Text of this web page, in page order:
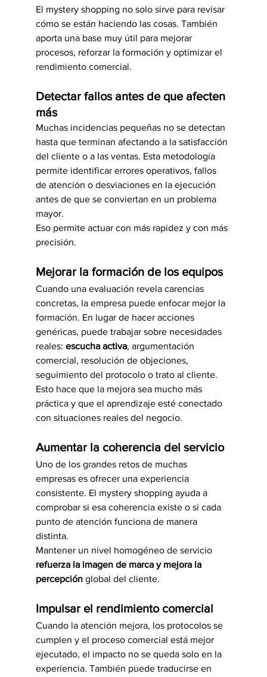
El mystery shopping no solo sirve para revisar
cómo se están haciendo las cosas. También
aporta una base muy útil para mejorar
procesos, reforzar la formación y optimizar el
rendimiento comercial.
Detectar fallos antes de que afecten
más
Muchas incidencias pequeñas no se detectan
hasta que terminan afectando a la satisfacción
del cliente o a las ventas. Esta metodología
permite identificar errores operativos, fallos
de atención o desviaciones en la ejecución
antes de que se conviertan en un problema
mayor.
Eso permite actuar con más rapidez y con más
precisión.
Mejorar la formación de los equipos
Cuando una evaluación revela carencias
concretas, la empresa puede enfocar mejor la
formación. En lugar de hacer acciones
genéricas, puede trabajar sobre necesidades
reales: escucha activa, argumentación
comercial, resolución de objeciones,
seguimiento del protocolo o trato al cliente.
Esto hace que la mejora sea mucho más
práctica y que el aprendizaje esté conectado
con situaciones reales del negocio.
Aumentar la coherencia del servicio
Uno de los grandes retos de muchas
empresas es ofrecer una experiencia
consistente. El mystery shopping ayuda a
comprobar si esa coherencia existe o si cada
punto de atención funciona de manera
distinta.
Mantener un nivel homogéneo de servicio
refuerza la imagen de marca y mejora la
percepción global del cliente.
Impulsar el rendimiento comercial
Cuando la atención mejora, los protocolos se
cumplen y el proceso comercial está mejor
ejecutado, el impacto no se queda solo en la
experiencia. También puede traducirse en